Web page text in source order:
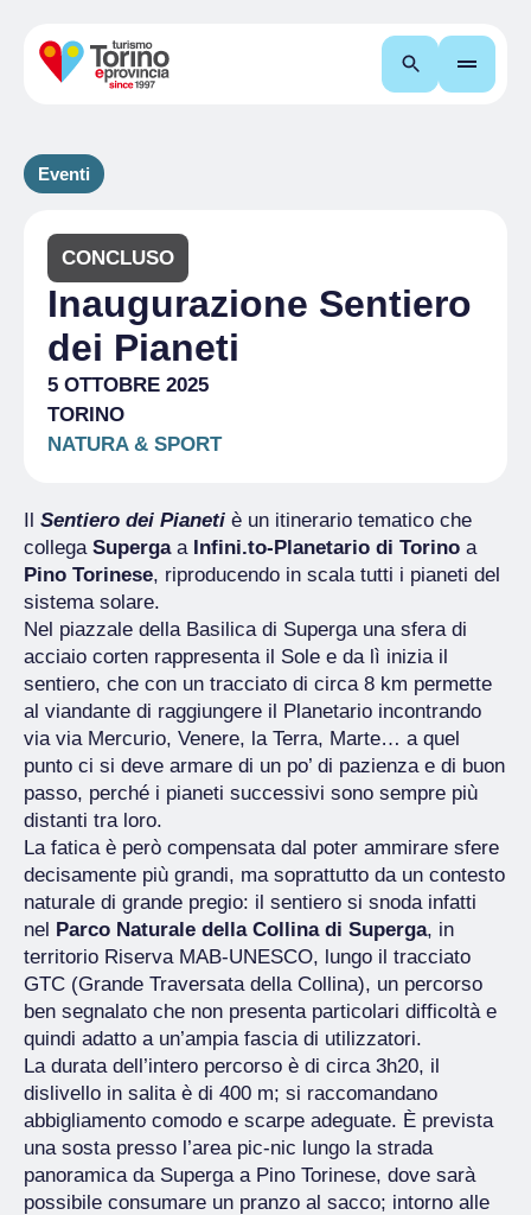
Cerca
Eventi
CONCLUSO
Inaugurazione Sentiero
dei Pianeti
5 OTTOBRE 2025
TORINO
NATURA & SPORT
Il Sentiero dei Pianeti è un itinerario tematico che
collega Superga a Infini.to-Planetario di Torino a
Pino Torinese, riproducendo in scala tutti i pianeti del
sistema solare.
Nel piazzale della Basilica di Superga una sfera di
acciaio corten rappresenta il Sole e da lì inizia il
sentiero, che con un tracciato di circa 8 km permette
al viandante di raggiungere il Planetario incontrando
via via Mercurio, Venere, la Terra, Marte… a quel
punto ci si deve armare di un po’ di pazienza e di buon
passo, perché i pianeti successivi sono sempre più
distanti tra loro.
La fatica è però compensata dal poter ammirare sfere
decisamente più grandi, ma soprattutto da un contesto
naturale di grande pregio: il sentiero si snoda infatti
nel Parco Naturale della Collina di Superga, in
territorio Riserva MAB-UNESCO, lungo il tracciato
GTC (Grande Traversata della Collina), un percorso
ben segnalato che non presenta particolari difficoltà e
quindi adatto a un’ampia fascia di utilizzatori.
La durata dell’intero percorso è di circa 3h20, il
dislivello in salita è di 400 m; si raccomandano
abbigliamento comodo e scarpe adeguate. È prevista
una sosta presso l’area pic-nic lungo la strada
panoramica da Superga a Pino Torinese, dove sarà
possibile consumare un pranzo al sacco; intorno alle